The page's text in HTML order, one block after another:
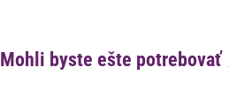
Mohli byste ešte potrebovať